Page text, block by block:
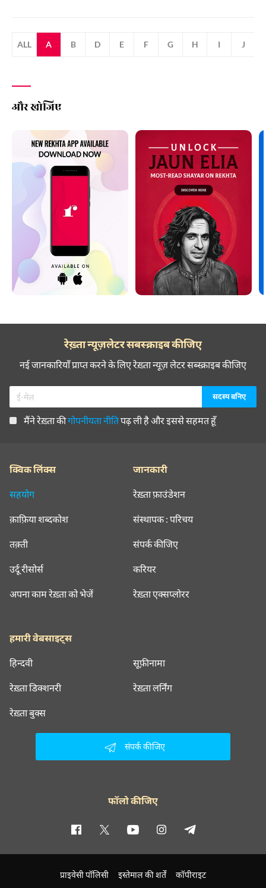
ALL A B D E F G H I J
और खोजिए
रेख़्ता न्यूज़लेटर सबस्क्राइब कीजिए
नई जानकारियाँ प्राप्त करने के लिए रेख़्ता न्यूज़ लेटर सब्स्क्राइब कीजिए
मैंने रेख़्ता कीगोपनीयता नीतिपढ़ ली है और इससे सहमत हूँ
क्विक लिंक्स
सहयोग
क़ाफ़िया शब्दकोश
तक़्ती
उर्दू रीसोर्स
अपना काम रेख़्ता को भेजें
जानकारी
रेख़्ता फ़ाउंडेशन
संस्थापक : परिचय
संपर्क कीजिए
करियर
रेख़्ता एक्सप्लोरर
हमारी वेबसाइट्स
हिन्दवी सूफ़ीनामा
रेख़्ता डिक्शनरी रेख़्ता लर्निंग
रेख़्ता बुक्स
संपर्क कीजिए
फॉलो कीजिए
प्राइवेसी पॉलिसी इस्तेमाल की शर्तें कॉपीराइट